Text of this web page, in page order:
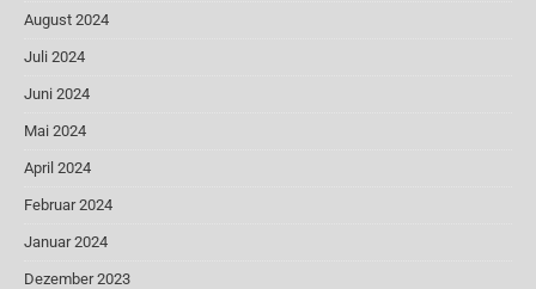
August 2024
Juli 2024
Juni 2024
Mai 2024
April 2024
Februar 2024
Januar 2024
Dezember 2023